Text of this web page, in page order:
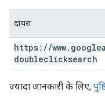
दायरा
https: //www.
doubleclicksearch
ज़्यादा जानकारी के लिए,